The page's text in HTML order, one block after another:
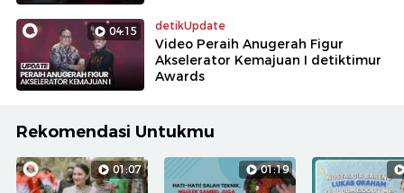
04:15 detikUpdate
Video Peraih Anugerah Figur
Akselerator Kemajuan I detiktimur
Awards
Rekomendasi Untukmu
01:07 01:19